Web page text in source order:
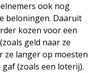
ook nog
beloningen. Daaruit
kozen voor een
geld naar ze
ze langer op moesten
(zoals een loterij).